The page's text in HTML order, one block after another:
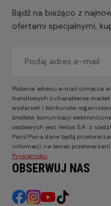
Bądź na bieżąco z
ofertami specjalnymi,
Podanie adresu e-mail oznacza
handlowych o charakterze
wydarzeń i konkursów
środków komunikacji
osobowych jest Helios S.A. z
Pani/Pana dane będą
informacji na temat
Prywatności.
OBSERWUJ NAS